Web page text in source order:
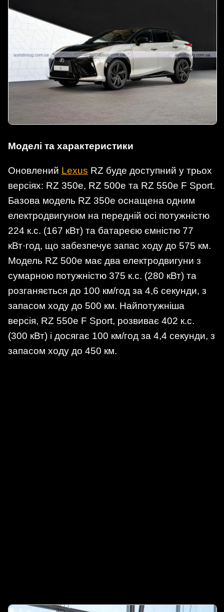
Моделі та характеристики
Оновлений Lexus RZ буде доступний у трьох
версіях: RZ 350e, RZ 500e та RZ 550e F Sport.
Базова модель RZ 350e оснащена одним
електродвигуном на передній осі потужністю
224 к.с. (167 кВт) та батареєю ємністю 77
кВт·год, що забезпечує запас ходу до 575 км.
Модель RZ 500e має два електродвигуни з
сумарною потужністю 375 к.с. (280 кВт) та
розганяється до 100 км/год за 4,6 секунди, з
запасом ходу до 500 км. Найпотужніша
версія, RZ 550e F Sport, розвиває 402 к.с.
(300 кВт) і досягає 100 км/год за 4,4 секунди, з
запасом ходу до 450 км.